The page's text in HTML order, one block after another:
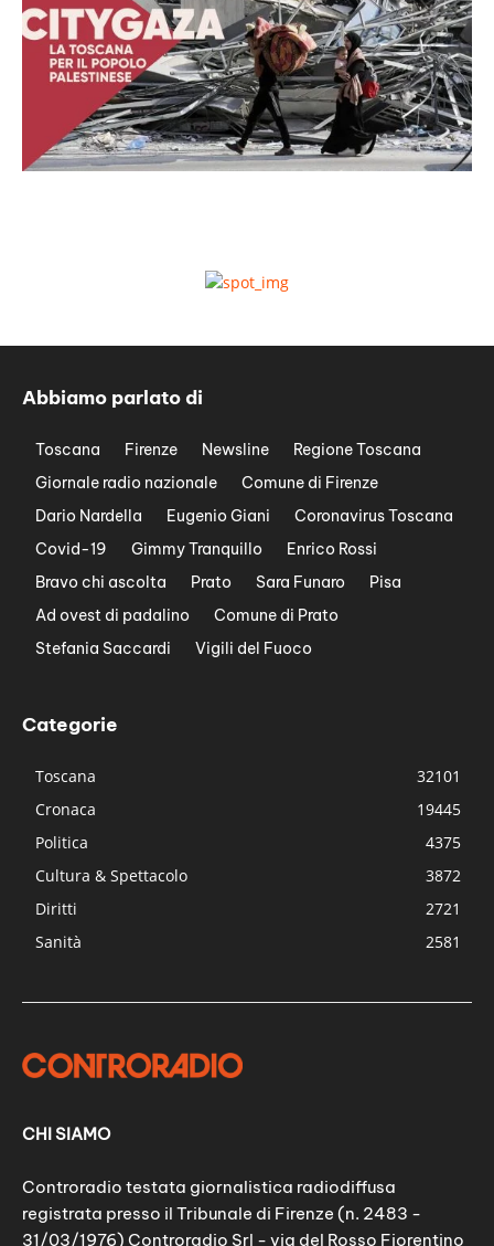
Abbiamo parlato di
Toscana Firenze Newsline
Regione Toscana
Giornale radio nazionale
Comune di Firenze
Dario Nardella
Eugenio Giani
Coronavirus Toscana
Covid-19
Gimmy Tranquillo
Enrico Rossi
Bravo chi ascolta
Prato Sara Funaro
Pisa
Ad ovest di padalino
Comune di Prato
Stefania Saccardi
Vigili del Fuoco
Categorie
Toscana
32101
Cronaca
19445
Politica
4375
Cultura & Spettacolo
3872
Diritti
2721
Sanità
2581
CHI SIAMO
Controradio testata giornalistica radiodiffusa
registrata presso il Tribunale di Firenze (n. 2483 -
31/03/1976) Controradio Srl - via del Rosso Fiorentino